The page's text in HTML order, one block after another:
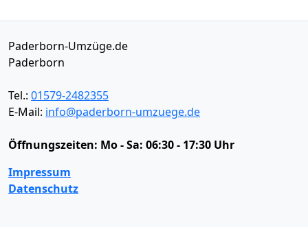
Paderborn-Umzüge.de
Paderborn
Tel.: 01579-2482355
E-Mail: info@paderborn-umzuege.de
Öffnungszeiten: Mo - Sa: 06:30 - 17:30 Uhr
Impressum
Datenschutz